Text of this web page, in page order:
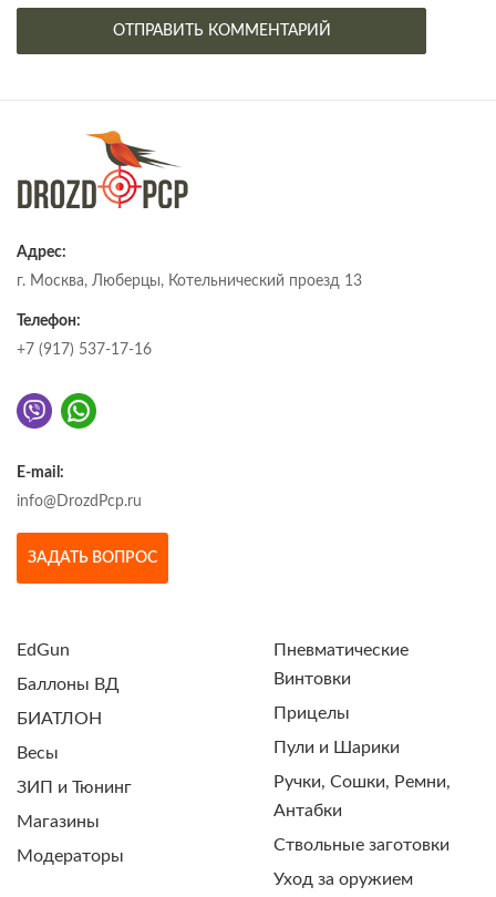
Адрес:
г. Москва, Люберцы, Котельнический проезд 13
Телефон:
+7 (917) 537-17-16
E-mail:
info@DrozdPcp.ru
ЗАДАТЬ ВОПРОС
EdGun
Баллоны ВД
БИАТЛОН
Весы
ЗИП и Тюнинг
Магазины
Модераторы
Пневматические
Винтовки
Прицелы
Пули и Шарики
Ручки, Сошки, Ремни,
Антабки
Ствольные заготовки
Уход за оружием